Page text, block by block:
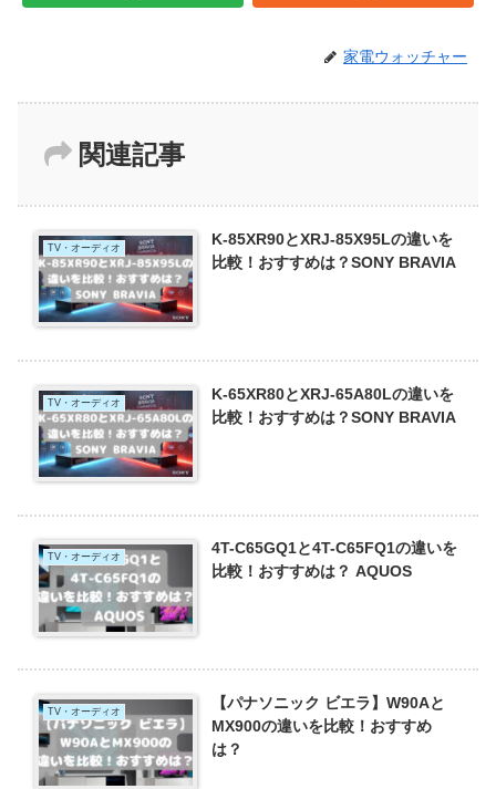
家電ウォッチャー
関連記事
TV・オーディオ
K-85XR90とXRJ-85X95Lの違いを
比較！おすすめは？SONY BRAVIA
TV・オーディオ
K-65XR80とXRJ-65A80Lの違いを
比較！おすすめは？SONY BRAVIA
TV・オーディオ
4T-C65GQ1と4T-C65FQ1の違いを
比較！おすすめは？ AQUOS
TV・オーディオ
【パナソニック ビエラ】W90Aと
MX900の違いを比較！おすすめ
は？